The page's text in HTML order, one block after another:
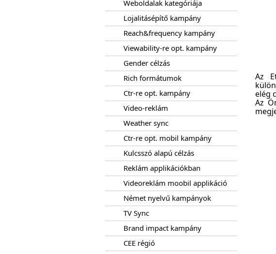
Az
elég
Az
Weboldalak kategóriája
Lojalitásépítő kampány
Reach&frequency kampány
Viewability-re opt. kampány
Gender célzás
Rich formátumok
Ctr-re opt. kampány
Video-reklám
Weather sync
Ctr-re opt. mobil kampány
Kulcsszó alapú célzás
Reklám applikációkban
Videoreklám moobil applikáció
Német nyelvű kampányok
TV Sync
Brand impact kampány
CEE régió